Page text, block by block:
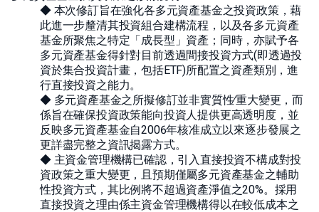
◆ 本次修訂旨在強化各多元資產基金之投資政策，藉
此進一步釐清其投資組合建構流程，以及各多元資產
基金所聚焦之特定「成長型」資產；同時，亦賦予各
多元資產基金得針對目前透過間接投資方式(即透過投
資於集合投資計畫，包括ETF)所配置之資產類別，進
行直接投資之能力。
◆ 多元資產基金之所擬修訂並非實質性∕重大變更，而
係旨在確保投資政策能向投資人提供更高透明度，並
反映多元資產基金自2006年核准成立以來逐步發展之
更詳盡完整之資訊揭露方式。
◆ 主資金管理機構已確認，引入直接投資不構成對投
資政策之重大變更，且預期僅屬多元資產基金之輔助
性投資方式，其比例將不超過資產淨值之20%。採用
直接投資之理由係主資金管理機構得以在較低成本之